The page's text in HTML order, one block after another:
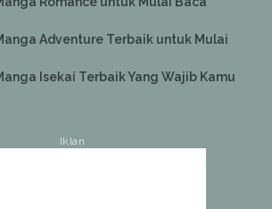
Adventure Terbaik untuk Mulai
Isekai Terbaik Yang Wajib Kamu
Iklan